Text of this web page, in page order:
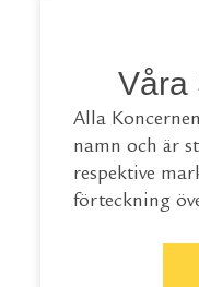
Våra
Alla
namn och är
respektive
förteckning